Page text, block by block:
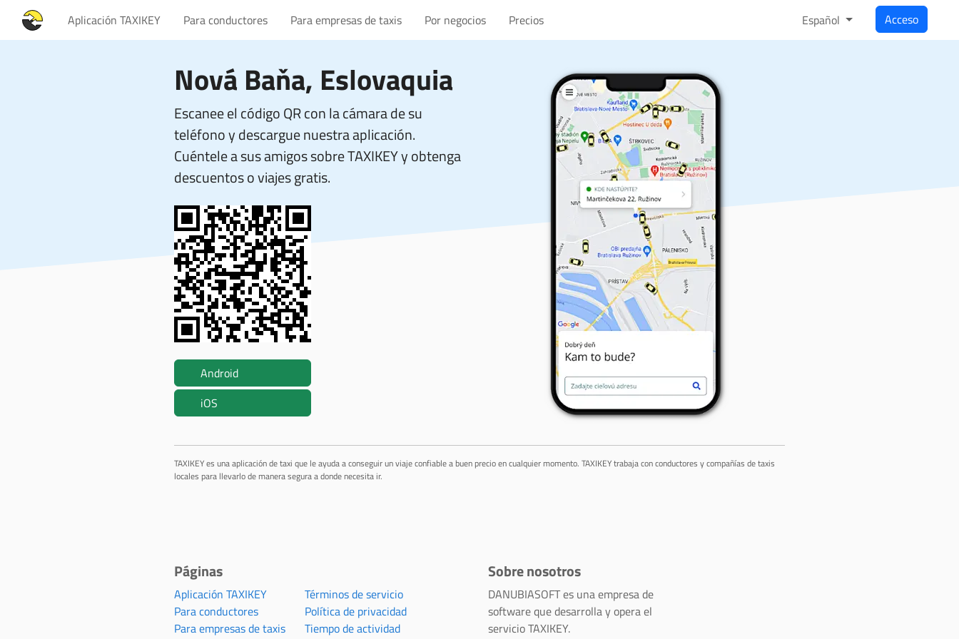
Aplicación TAXIKEY Para conductores Para empresas de taxis Por negocios Precios Español Acceso
Nová Baňa, Eslovaquia
Escanee el código QR con la cámara de su
teléfono y descargue nuestra aplicación.
Cuéntele a sus amigos sobre TAXIKEY y obtenga
descuentos o viajes gratis.
Android
iOS
TAXIKEY es una aplicación de taxi que le ayuda a conseguir un viaje confiable a buen precio en cualquier momento. TAXIKEY trabaja con conductores y compañías de taxis
locales para llevarlo de manera segura a donde necesita ir.
Páginas
Aplicación TAXIKEY
Para conductores
Para empresas de taxis
Términos de servicio
Política de privacidad
Tiempo de actividad
Sobre nosotros
DANUBIASOFT es una empresa de
software que desarrolla y opera el
servicio TAXIKEY.